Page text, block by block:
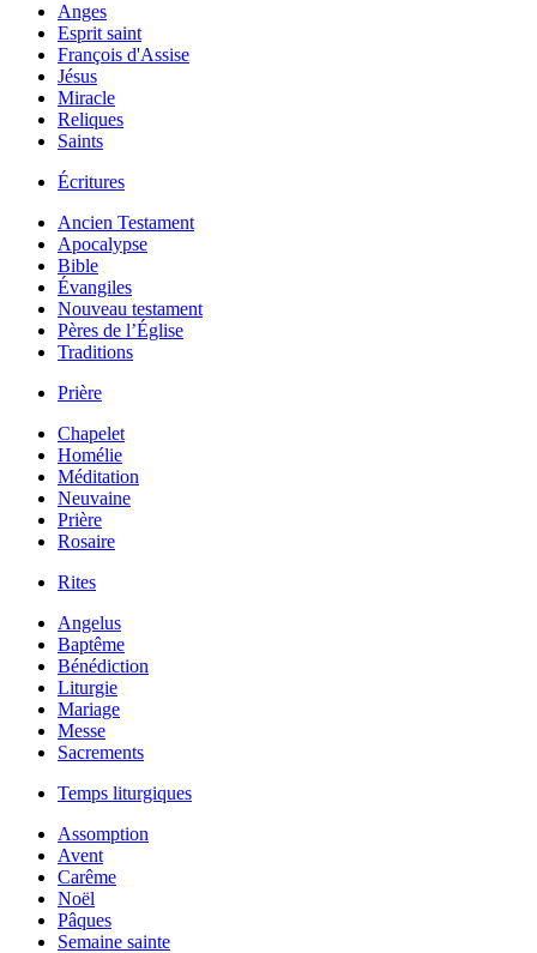
Anges
Esprit saint
François d'Assise
Jésus
Miracle
Reliques
Saints
Écritures
Ancien Testament
Apocalypse
Bible
Évangiles
Nouveau testament
Pères de l’Église
Traditions
Prière
Chapelet
Homélie
Méditation
Neuvaine
Prière
Rosaire
Rites
Angelus
Baptême
Bénédiction
Liturgie
Mariage
Messe
Sacrements
Temps liturgiques
Assomption
Avent
Carême
Noël
Pâques
Semaine sainte